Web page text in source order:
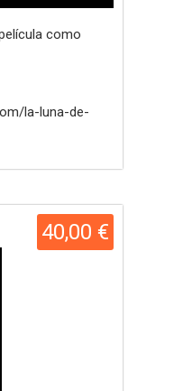
como
la-luna-de-
40,00 €